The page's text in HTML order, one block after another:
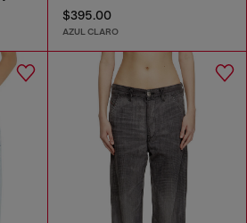
$395.00
AZUL CLARO